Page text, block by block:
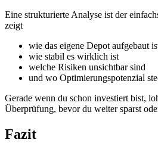
Eine strukturierte Analyse ist der
zeigt
wie das eigene Depot aufgebaut
wie stabil es wirklich ist
welche Risiken unsichtbar sind
und wo Optimierungspotenzial
Gerade wenn du schon investiert bist,
Überprüfung, bevor du weiter sparst
Fazit